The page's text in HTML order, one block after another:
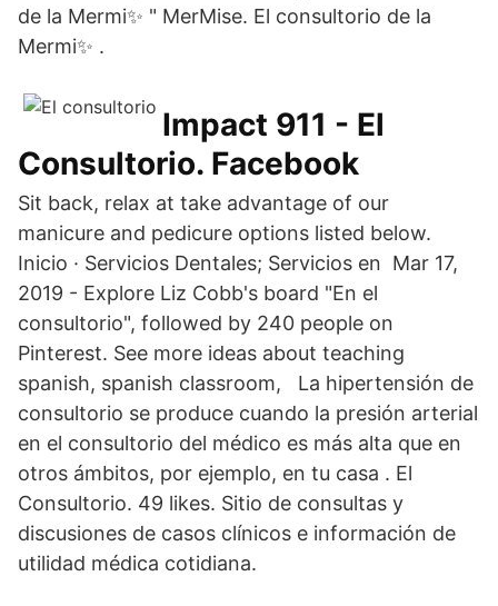
de la Mermi✨ " MerMise. El consultorio de la
Mermi✨ .
Impact 911 - El
Consultorio. Facebook
Sit back, relax at take advantage of our
manicure and pedicure options listed below.
Inicio · Servicios Dentales; Servicios en Mar 17,
2019 - Explore Liz Cobb's board "En el
consultorio", followed by 240 people on
Pinterest. See more ideas about teaching
spanish, spanish classroom, La hipertensión de
consultorio se produce cuando la presión arterial
en el consultorio del médico es más alta que en
otros ámbitos, por ejemplo, en tu casa . El
Consultorio. 49 likes. Sitio de consultas y
discusiones de casos clínicos e información de
utilidad médica cotidiana.